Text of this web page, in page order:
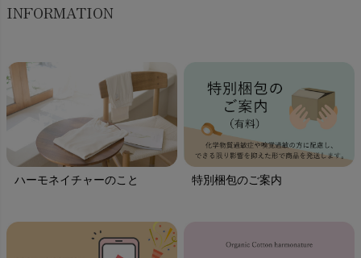
INFORMATION
ハーモネイチャーのこと 特別梱包のご案内